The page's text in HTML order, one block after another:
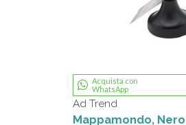
Acquista con
WhatsApp
Ad Trend
Mappamondo, Nero